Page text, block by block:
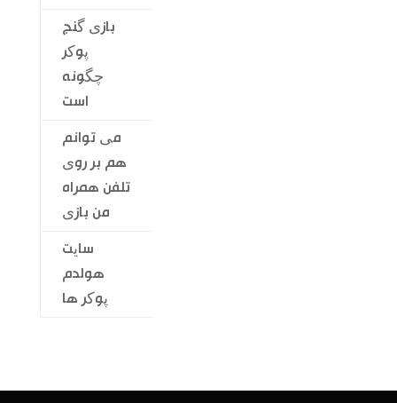
بازی گنج
پوکر
چگونه
است
می توانم
هم بر روی
تلفن همراه
من بازی
سایت
هولدم
پوکر ها